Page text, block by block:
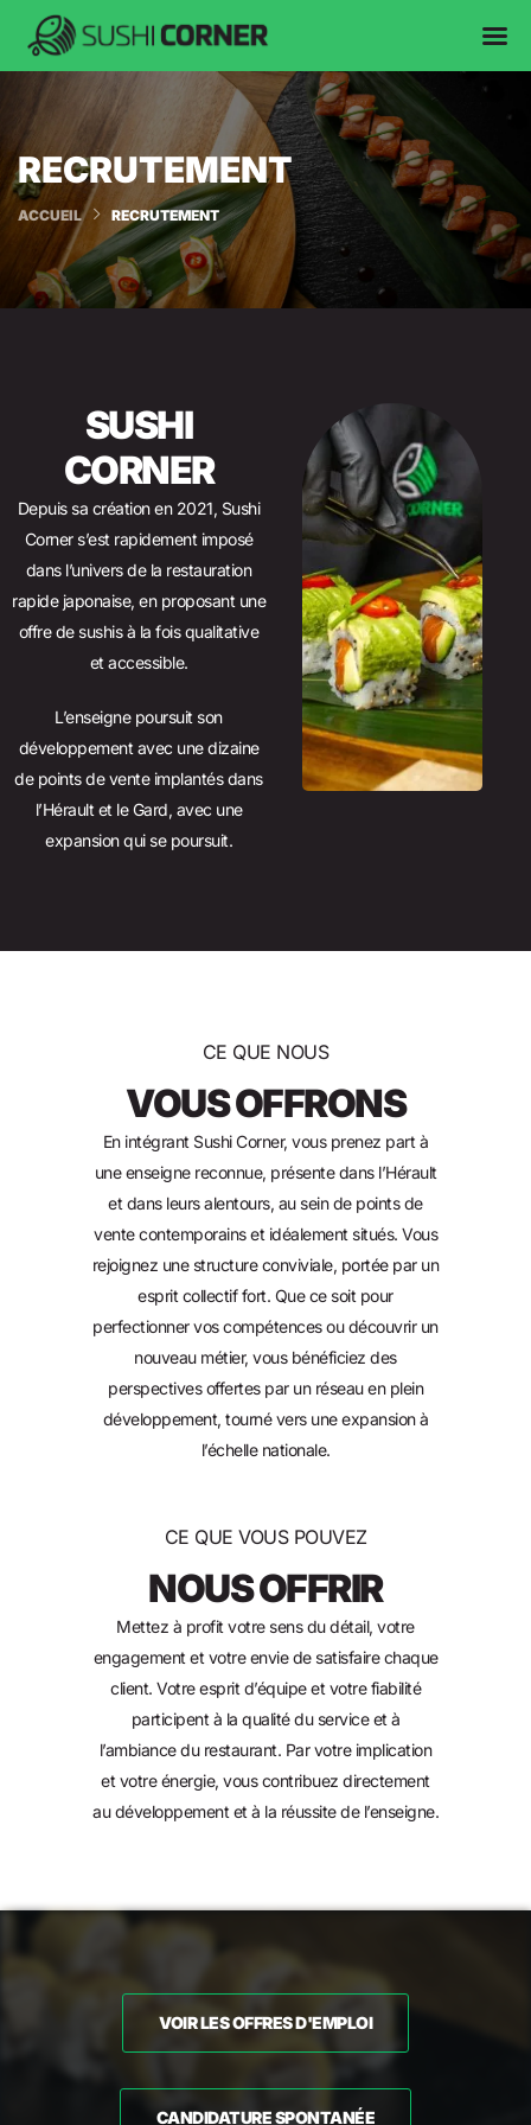
RECRUTEMENT
ACCUEIL RECRUTEMENT
SUSHI
CORNER
Depuis sa création en 2021, Sushi
Corner s’est rapidement imposé
dans l’univers de la restauration
rapide japonaise, en proposant une
offre de sushis à la fois qualitative
et accessible.
L’enseigne poursuit son
développement avec une dizaine
de points de vente implantés dans
l’Hérault et le Gard, avec une
expansion qui se poursuit.
CE QUE NOUS
VOUS OFFRONS
En intégrant Sushi Corner, vous prenez part à
une enseigne reconnue, présente dans l’Hérault
et dans leurs alentours, au sein de points de
vente contemporains et idéalement situés. Vous
rejoignez une structure conviviale, portée par un
esprit collectif fort. Que ce soit pour
perfectionner vos compétences ou découvrir un
nouveau métier, vous bénéficiez des
perspectives offertes par un réseau en plein
développement, tourné vers une expansion à
l’échelle nationale.
CE QUE VOUS POUVEZ
NOUS OFFRIR
Mettez à profit votre sens du détail, votre
engagement et votre envie de satisfaire chaque
client. Votre esprit d’équipe et votre fiabilité
participent à la qualité du service et à
l’ambiance du restaurant. Par votre implication
et votre énergie, vous contribuez directement
au développement et à la réussite de l’enseigne.
VOIR LES OFFRES D'EMPLOI
CANDIDATURE SPONTANÉE